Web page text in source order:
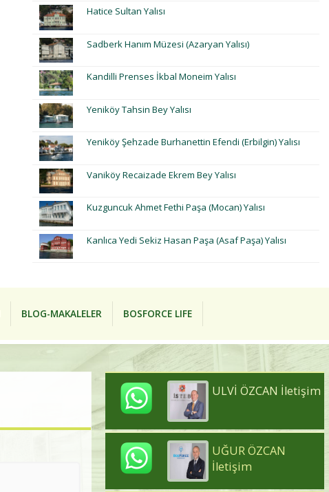
Hatice Sultan Yalısı
Sadberk Hanım Müzesi (Azaryan Yalısı)
Kandilli Prenses İkbal Moneim Yalısı
Yeniköy Tahsin Bey Yalısı
Yeniköy Şehzade Burhanettin Efendi (Erbilgin) Yalısı
Vaniköy Recaizade Ekrem Bey Yalısı
Kuzguncuk Ahmet Fethi Paşa (Mocan) Yalısı
Kanlıca Yedi Sekiz Hasan Paşa (Asaf Paşa) Yalısı
BLOG-MAKALELER BOSFORCE LIFE
ULVİ ÖZCAN İletişim
UĞUR ÖZCAN
İletişim